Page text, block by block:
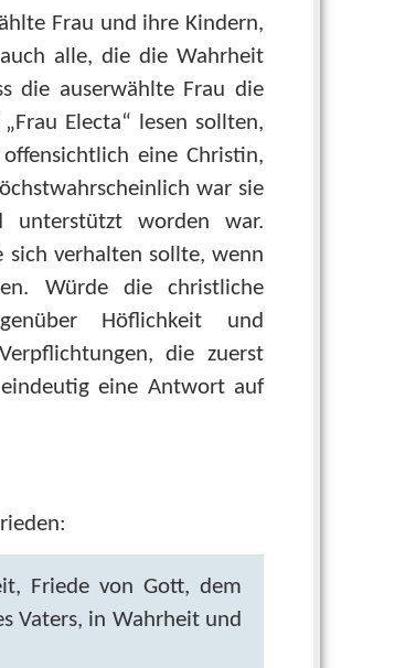
Frau und ihre Kindern,
alle, die die Wahrheit
die auserwählte Frau die
Electa“ lesen sollten,
eine Christin,
war sie
unterstützt worden war.
verhalten sollte, wenn
Würde die christliche
Höflichkeit und
die zuerst
eine Antwort auf
Friede von Gott, dem
Vaters, in Wahrheit und